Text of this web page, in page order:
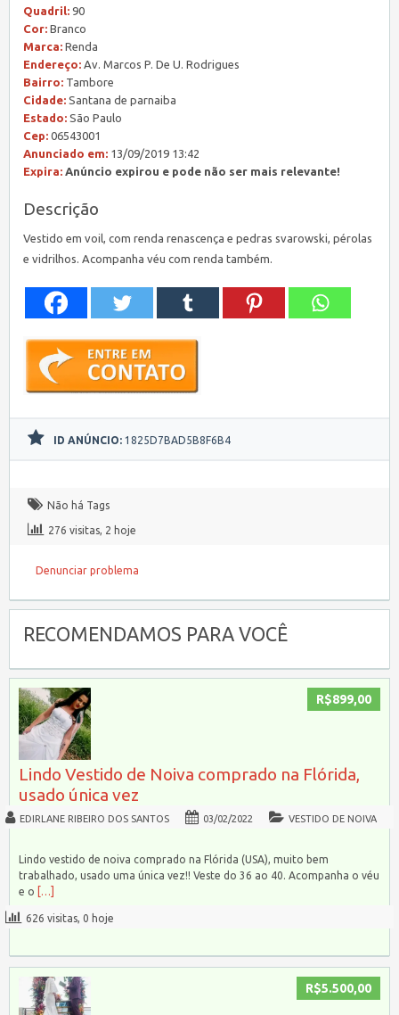
Quadril: 90
Cor: Branco
Marca: Renda
Endereço: Av. Marcos P. De U. Rodrigues
Bairro: Tambore
Cidade: Santana de parnaiba
Estado: São Paulo
Cep: 06543001
Anunciado em: 13/09/2019 13:42
Expira: Anúncio expirou e pode não ser mais relevante!
Descrição
Vestido em voil, com renda renascença e pedras svarowski, pérolas
e vidrilhos. Acompanha véu com renda também.
ID ANÚNCIO: 1825D7BAD5B8F6B4
Não há Tags
276 visitas, 2 hoje
Denunciar problema
RECOMENDAMOS PARA VOCÊ
R$899,00
Lindo Vestido de Noiva comprado na Flórida,
usado única vez
EDIRLANE RIBEIRO DOS SANTOS 03/02/2022 VESTIDO DE NOIVA
Lindo vestido de noiva comprado na Flórida (USA), muito bem
trabalhado, usado uma única vez!! Veste do 36 ao 40. Acompanha o véu
e o
[…]
626 visitas, 0 hoje
R$5.500,00